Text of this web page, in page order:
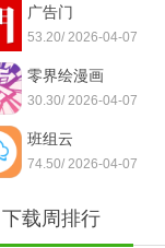
广告门
53.20/ 2026-04-07
零界绘漫画
30.30/ 2026-04-07
班组云
74.50/ 2026-04-07
下载周排行